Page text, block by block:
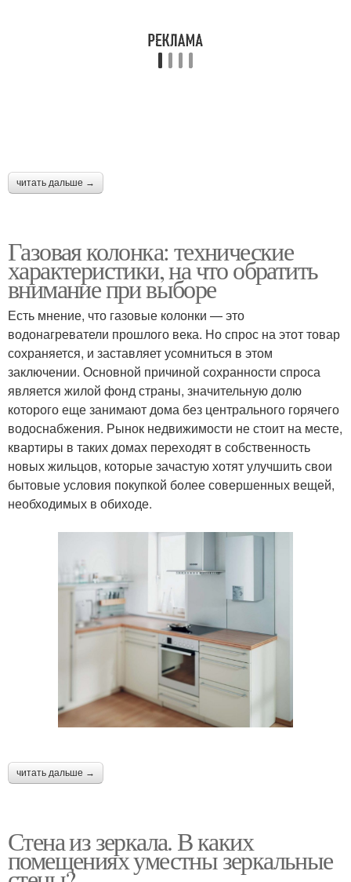
читать дальше →
Газовая колонка: технические
характеристики, на что обратить
внимание при выборе
Есть мнение, что газовые колонки — это
водонагреватели прошлого века. Но спрос на этот товар
сохраняется, и заставляет усомниться в этом
заключении. Основной причиной сохранности спроса
является жилой фонд страны, значительную долю
которого еще занимают дома без центрального горячего
водоснабжения. Рынок недвижимости не стоит на месте,
квартиры в таких домах переходят в собственность
новых жильцов, которые зачастую хотят улучшить свои
бытовые условия покупкой более совершенных вещей,
необходимых в обиходе.
читать дальше →
Стена из зеркала. В каких
помещениях уместны зеркальные